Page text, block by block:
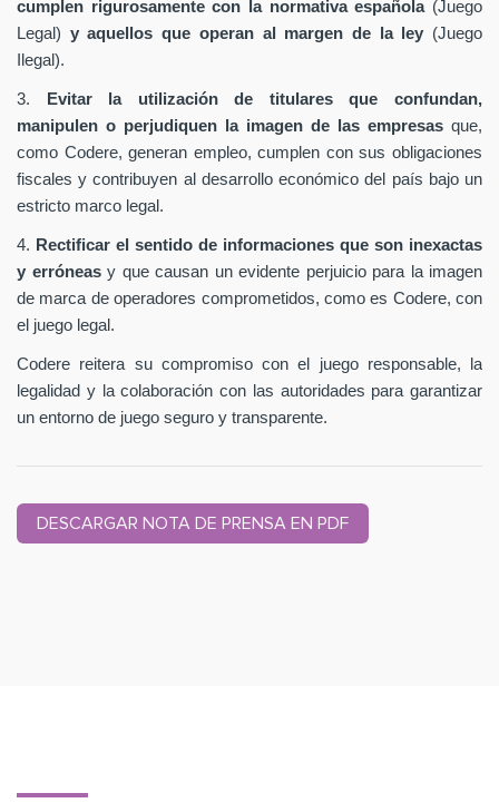
cumplen rigurosamente con la normativa española(Juego
Legal) y aquellos que operan al margen de la ley (Juego
Ilegal).
3.
Evitar la utilización de titulares que confundan,
manipulen o perjudiquen la imagen de las empresas que,
como Codere, generan empleo, cumplen con sus obligaciones
fiscales y contribuyen al desarrollo económico del país bajo un
estricto marco legal.
4. Rectificar el sentido de informaciones que son inexactas
y erróneasy que causan un evidente perjuicio para la imagen
de marca de operadores comprometidos, como es Codere, con
el juego legal.
Codere reitera su compromiso con el juego responsable, la
legalidad y la colaboración con las autoridades para garantizar
un entorno de juego seguro y transparente.
DESCARGAR NOTA DE PRENSA EN PDF